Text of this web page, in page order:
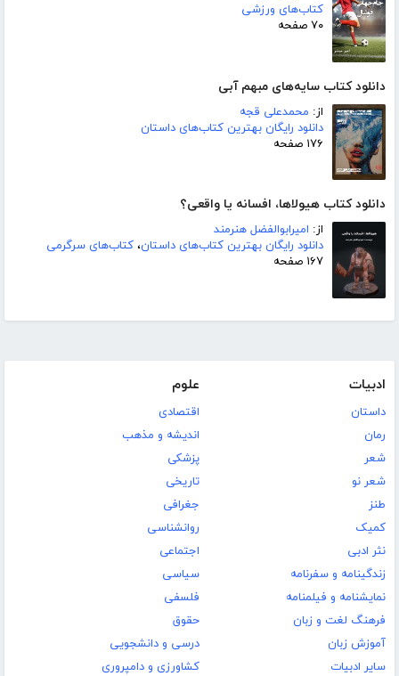
کتاب‌های ورزشی
۷۰ صفحه
دانلود کتاب سایه‌های مبهم آبی
از: محمدعلی قجه
دانلود رایگان بهترین کتاب‌های داستان
۱۷۶ صفحه
دانلود کتاب هیولاها، افسانه یا واقعی؟
از: امیرابوالفضل هنرمند
دانلود رایگان بهترین کتاب‌های داستان، کتاب‌های سرگرمی
۱۶۷ صفحه
ادبیات
داستان
رمان
شعر
شعر نو
طنز
کمیک
نثر ادبی
زندگینامه و سفرنامه
نمایشنامه و فیلمنامه
فرهنگ لغت و زبان
آموزش زبان
سایر ادبیات
علوم
اقتصادی
اندیشه و مذهب
پزشکی
تاریخی
جغرافی
روانشناسی
اجتماعی
سیاسی
فلسفی
حقوق
درسی و دانشجویی
کشاورزی و دامپروری